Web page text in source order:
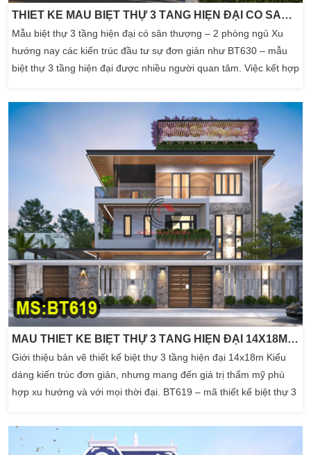
THIẾT KẾ MẪU BIỆT THỰ 3 TẦNG HIỆN ĐẠI CÓ SÂN THƯỢNG – BT630
Mẫu biệt thự 3 tầng hiện đại có sân thượng – 2 phòng ngủ Xu
hướng nay các kiến trúc đầu tư sự đơn giản như BT630 – mẫu
biệt thự 3 tầng hiện đại được nhiều người quan tâm. Việc kết hợp
sống đẳng cấp và thời thượng. Sự tối giản trong đường nét, cũng
với sự tinh tế trong phối hợp […]
MẪU THIẾT KẾ BIỆT THỰ 3 TẦNG HIỆN ĐẠI 14X18M – 6 PHÒNG NGỦ
Giới thiệu bản vẽ thiết kế biệt thự 3 tầng hiện đại 14x18m Kiểu
dáng kiến trúc đơn giản, nhưng mang đến giá trị thẩm mỹ phù
hợp xu hướng và với mọi thời đại. BT619 – mã thiết kế biệt thự 3
tư nhiều lợi ích về mỹ quan lẫn cải thiện không gian sống thêm
hoàn hảo hơn. Kiến trúc […]